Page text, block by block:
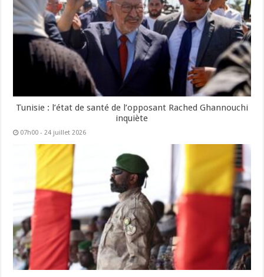
Tunisie : l’état de santé de l’opposant Rached Ghannouchi
inquiète
07h00 - 24 juillet 2026